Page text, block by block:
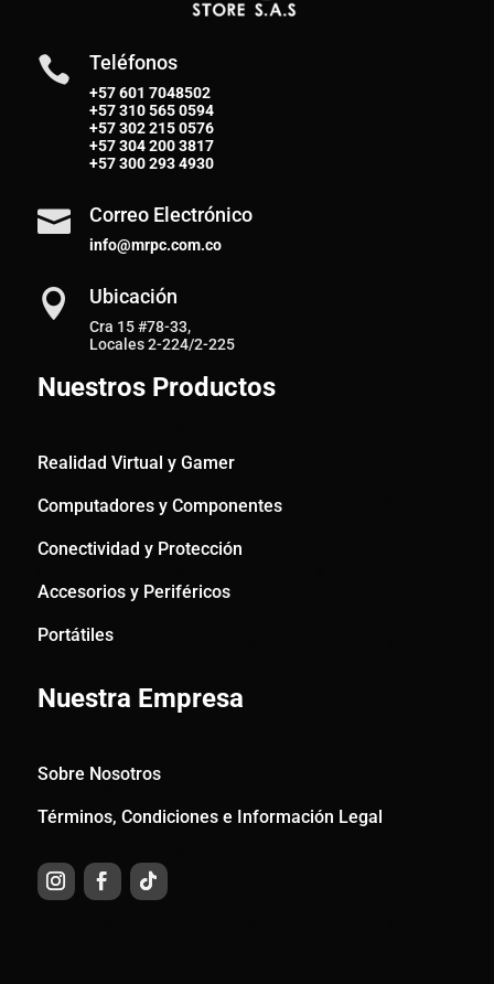
 Teléfonos
+57 601 7048502
+57310 565 0594
+57302 215 0576
+57304 200 3817
+57300 293 4930
 Correo Electrónico
info@mrpc.com.co
 Ubicación
Cra 15 #78-33,
Locales 2-224/2-225
Nuestros Productos
Realidad Virtual y Gamer
Computadores y Componentes
Conectividad y Protección
Accesorios y Periféricos
Portátiles
Nuestra Empresa
Sobre Nosotros
Términos, Condiciones e Información Legal